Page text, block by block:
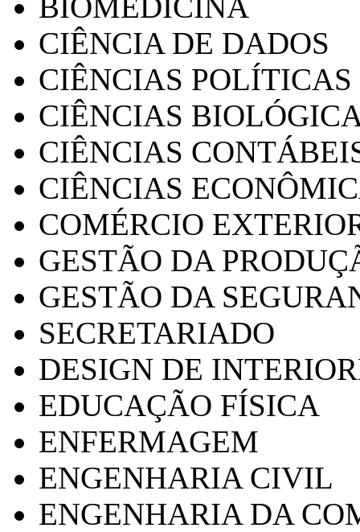
CIÊNCIA DE DADOS
CIÊNCIAS POLÍTICAS
CIÊNCIAS
CIÊNCIAS
CIÊNCIAS
COMÉRCIO
GESTÃO DA
GESTÃO DA
SECRETARIADO
DESIGN DE
EDUCAÇÃO FÍSICA
ENFERMAGEM
ENGENHARIA CIVIL
ENGENHARIA DA